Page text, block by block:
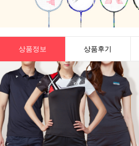
상품정보 상품후기